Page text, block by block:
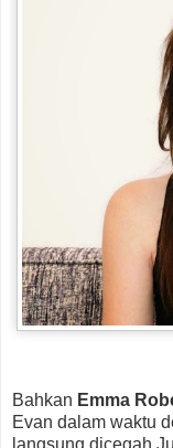
Bahkan Emma
Evan dalam waktu
langsung dicegah